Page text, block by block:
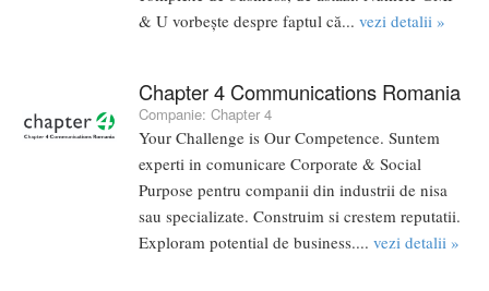
& U vorbește despre faptul că... vezi detalii »
Chapter 4 Communications Romania
Companie: Chapter 4
Your Challenge is Our Competence. Suntem
experti in comunicare Corporate & Social
Purpose pentru companii din industrii de nisa
sau specializate. Construim si crestem reputatii.
Exploram potential de business.... vezi detalii »